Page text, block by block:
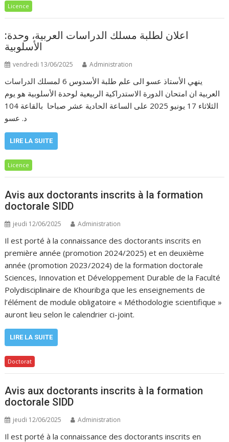
Licence
اعلان لطلبة مسلك الدراسات العربية، وحدة:
الأسلوبية
vendredi 13/06/2025 Administration
ينهي الأستاذ عسو الى علم طلبة الأسدوس 6 لمسلك الدراسات
العربية ان امتحان الدورة الاستدراكية الربيعية لوحدة الأسلوبية هو يوم
الثلاثاء 17 يونيو 2025 على الساعة الحادية عشر صباحا بالقاعة 104
د. عسو
LIRE LA SUITE
Licence
Avis aux doctorants inscrits à la formation
doctorale SIDD
jeudi 12/06/2025 Administration
Il est porté à la connaissance des doctorants inscrits en
première année (promotion 2024/2025) et en deuxième
année (promotion 2023/2024) de la formation doctorale
Sciences, Innovation et Développement Durable de la Faculté
Polydisciplinaire de Khouribga que les enseignements de
l’élément de module obligatoire « Méthodologie scientifique »
auront lieu selon le calendrier ci-joint.
LIRE LA SUITE
Doctorat
Avis aux doctorants inscrits à la formation
doctorale SIDD
jeudi 12/06/2025 Administration
Il est porté à la connaissance des doctorants inscrits en